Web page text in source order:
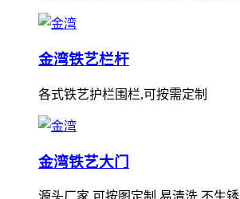
金湾铁艺栏杆
各式铁艺护栏围栏,可按需定制
金湾铁艺大门